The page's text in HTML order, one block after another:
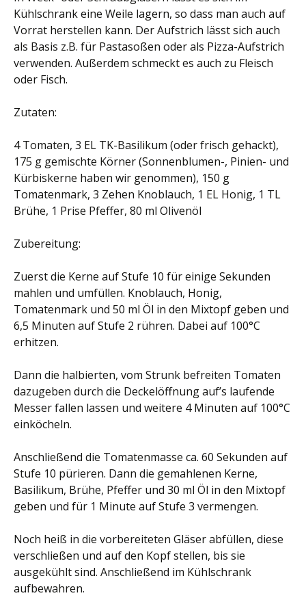
Kühlschrank eine Weile lagern, so dass man auch auf
Vorrat herstellen kann. Der Aufstrich lässt sich auch
als Basis z.B. für Pastasoßen oder als Pizza-Aufstrich
verwenden. Außerdem schmeckt es auch zu Fleisch
oder Fisch.
Zutaten:
4 Tomaten, 3 EL TK-Basilikum (oder frisch gehackt),
175 g gemischte Körner (Sonnenblumen-, Pinien- und
Kürbiskerne haben wir genommen), 150 g
Tomatenmark, 3 Zehen Knoblauch, 1 EL Honig, 1 TL
Brühe, 1 Prise Pfeffer, 80 ml Olivenöl
Zubereitung:
Zuerst die Kerne auf Stufe 10 für einige Sekunden
mahlen und umfüllen. Knoblauch, Honig,
Tomatenmark und 50 ml Öl in den Mixtopf geben und
6,5 Minuten auf Stufe 2 rühren. Dabei auf 100°C
erhitzen.
Dann die halbierten, vom Strunk befreiten Tomaten
dazugeben durch die Deckelöffnung auf’s laufende
Messer fallen lassen und weitere 4 Minuten auf 100°C
einköcheln.
Anschließend die Tomatenmasse ca. 60 Sekunden auf
Stufe 10 pürieren. Dann die gemahlenen Kerne,
Basilikum, Brühe, Pfeffer und 30 ml Öl in den Mixtopf
geben und für 1 Minute auf Stufe 3 vermengen.
Noch heiß in die vorbereiteten Gläser abfüllen, diese
verschließen und auf den Kopf stellen, bis sie
ausgekühlt sind. Anschließend im Kühlschrank
aufbewahren.